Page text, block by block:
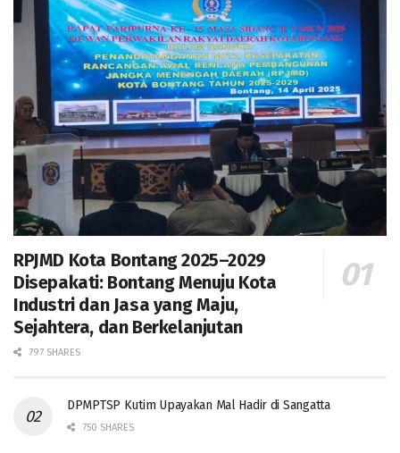
RPJMD Kota Bontang 2025–2029
Disepakati: Bontang Menuju Kota
Industri dan Jasa yang Maju,
Sejahtera, dan Berkelanjutan
797 SHARES
DPMPTSP Kutim Upayakan Mal Hadir di Sangatta
750 SHARES